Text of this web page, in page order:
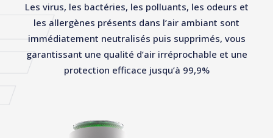
Les virus, les bactéries, les polluants, les odeurs et
les allergènes présents dans l’air ambiant sont
immédiatement neutralisés puis supprimés, vous
garantissant une qualité d’air irréprochable et une
protection efficace jusqu’à 99,9%